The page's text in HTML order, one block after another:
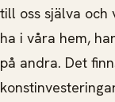
till oss själva och
ha i våra hem,
på andra. Det